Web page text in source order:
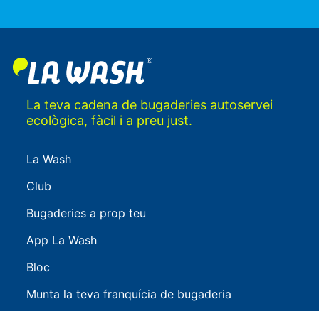
La teva cadena de bugaderies autoservei
ecològica, fàcil i a preu just.
La Wash
Club
Bugaderies a prop teu
App La Wash
Bloc
Munta la teva franquícia de bugaderia